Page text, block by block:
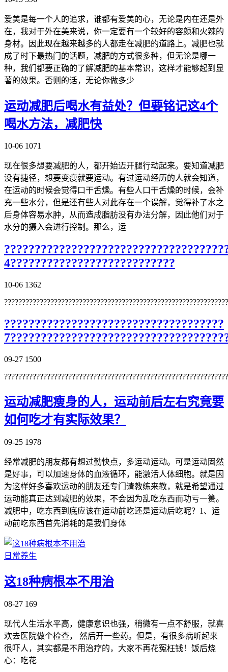
爱美是每一个人的追求，谁都有爱美的心，无论是内在还是外
在，我对于外在美来说，你一定要有一个较好的容颜和火辣的
身材。因此现在越来越多的人都走在减肥的道路上。减肥也就
成了时下最热门的话题，减肥的方式很多种，但无论是哪一
种，我们都要正确的了解减肥的基本常识，这样才能够起到显
著的效果。否则的话，无论你做多少
运动减肥后喝水有益处？但要铭记这4个
喝水方法，减肥快
10-06 1071
现在很多想要减肥的人，都开始迈开腿行动起来。要知道减肥
没有捷径，想要变瘦就要运动。有过运动经历的人就会知道，
在运动的时候会觉得口干舌燥。有些人口干舌燥的时候，会补
充一些水分，但是还有些人对此存在一个误解，觉得补了水之
后身体容易水肿，从而造成脂肪没有办法分解，因此他们对于
水分的摄入会进行控制。那么，运
4???????????????????????????
10-06 1362
????????????????????????????????????
09-27 1500
运动减肥瘦身的人，运动前后左右究竟要
如何吃才有实际效果？
09-25 1978
经常减肥的朋友都有想过勤快点，多运动运动。可是运动固然
是好事，可以加速身体的血液循环，能激活人体细胞。就是因
为这样好多喜欢运动的朋友还专门请教练来教，就是希望通过
运动能真正达到减肥的效果，不会因为乱吃东西而功亏一篑。
减肥中，吃东西到底应该在运动前吃还是运动后吃呢？1、运
动前吃东西首先消耗的是我们身体
日常养生
这18种病根本不用治
08-27 169
现代人生活水平高，健康意识也强，稍微有一点不舒服，就喜
欢去医院做个检查， 然后开一些药。但是，有很多病听起来
很吓人，其实都是不用治疗的，大家不再花冤枉钱！饭后烧
心：吃花